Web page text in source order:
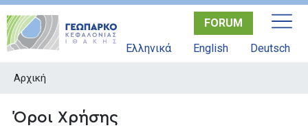
Παράκαμψη
FORUM
Ελληνικά
English Deutsch
Αρχική
Όροι Χρήσης